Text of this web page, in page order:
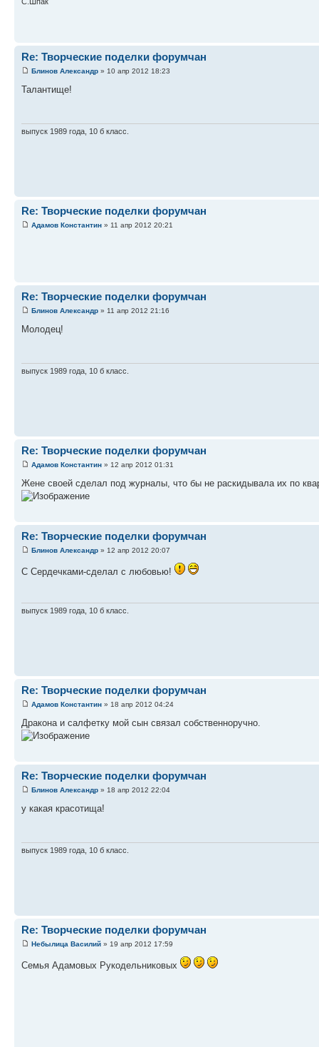
Re: Творческие поделки форумчан
Блинов Александр » 10 апр 2012 18:23
Талантище!
выпуск 1989 года, 10 б класс.
Re: Творческие поделки форумчан
Адамов Константин » 11 апр 2012 20:21
Re: Творческие поделки форумчан
Блинов Александр » 11 апр 2012 21:16
Молодец!
выпуск 1989 года, 10 б класс.
Re: Творческие поделки форумчан
Адамов Константин » 12 апр 2012 01:31
Жене своей сделал под журналы, что бы не раскидывала их по
Re: Творческие поделки форумчан
Блинов Александр » 12 апр 2012 20:07
С Сердечками-сделал с любовью!
выпуск 1989 года, 10 б класс.
Re: Творческие поделки форумчан
Адамов Константин » 18 апр 2012 04:24
Дракона и салфетку мой сын связал собственноручно.
Re: Творческие поделки форумчан
Блинов Александр » 18 апр 2012 22:04
у какая красотища!
выпуск 1989 года, 10 б класс.
Re: Творческие поделки форумчан
Небылица Василий » 19 апр 2012 17:59
Семья Адамовых Рукодельниковых